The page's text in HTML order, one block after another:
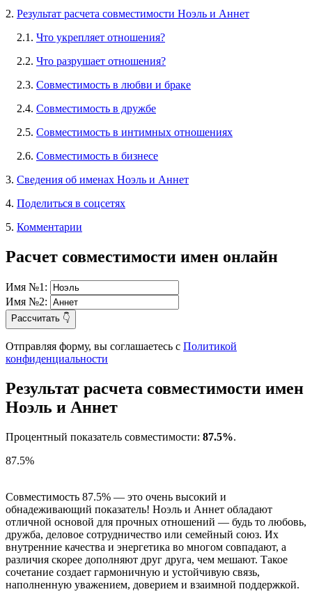
2. Результат расчета совместимости Ноэль и Аннет
2.1. Что укрепляет отношения?
2.2. Что разрушает отношения?
2.3. Совместимость в любви и браке
2.4. Совместимость в дружбе
2.5. Совместимость в интимных отношениях
2.6. Совместимость в бизнесе
3. Сведения об именах Ноэль и Аннет
4. Поделиться в соцсетях
5. Комментарии
Расчет совместимости имен онлайн
Имя №1:
Имя №2:
Рассчитать 👇
Отправляя форму, вы соглашаетесь с Политикой
конфиденциальности
Результат расчета совместимости имен
Ноэль и Аннет
Процентный показатель совместимости: 87.5%.
87.5%
Совместимость 87.5% — это очень высокий и
обнадеживающий показатель! Ноэль и Аннет обладают
отличной основой для прочных отношений — будь то любовь,
дружба, деловое сотрудничество или семейный союз. Их
внутренние качества и энергетика во многом совпадают, а
различия скорее дополняют друг друга, чем мешают. Такое
сочетание создает гармоничную и устойчивую связь,
наполненную уважением, доверием и взаимной поддержкой.